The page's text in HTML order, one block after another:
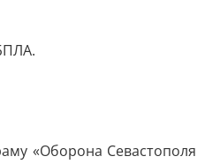
«Оборона Севастополя